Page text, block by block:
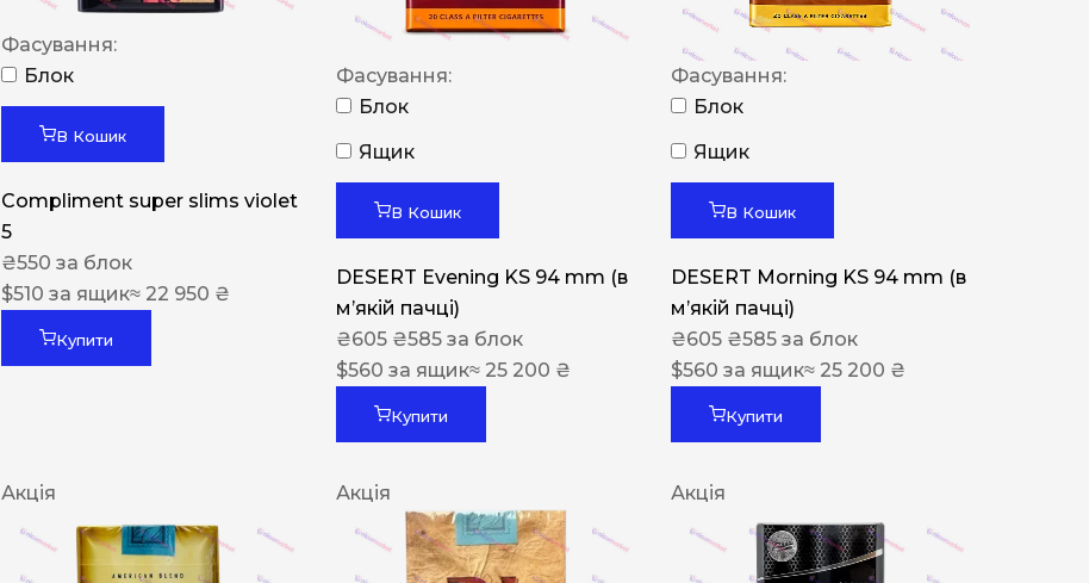
Фасування:
Блок
В Кошик
Compliment super slims violet
5
₴550 за блок
$510 за ящик≈ 22 950 ₴
Купити
Фасування:
Блок
Ящик
В Кошик
DESERT Evening KS 94 mm (в
мʼякій пачці)
₴605 ₴585 за блок
$560 за ящик≈ 25 200 ₴
Купити
Фасування:
Блок
Ящик
В Кошик
DESERT Morning KS 94 mm (в
мʼякій пачці)
₴605 ₴585 за блок
$560 за ящик≈ 25 200 ₴
Купити
Акція Акція Акція